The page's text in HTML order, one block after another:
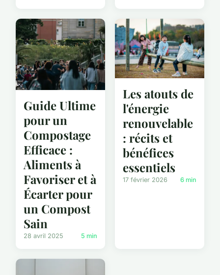
Guide Ultime
pour un
Compostage
Efficace :
Aliments à
Favoriser et à
Écarter pour
un Compost
Sain
28 avril 2025 5 min
Les atouts de
l'énergie
renouvelable
: récits et
bénéfices
essentiels
17 février 2026 6 min